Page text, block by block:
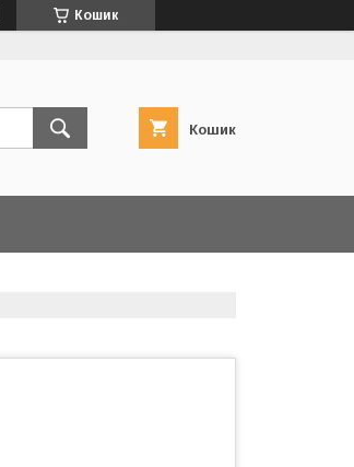
Кошик
Кошик